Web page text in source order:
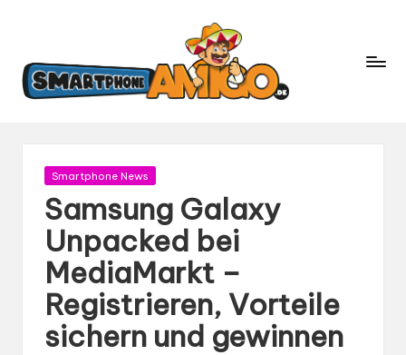
m
a
rt
in
der
Mobilfunk
Gepostet
Smartphone News
Samsung Galaxy
Unpacked bei
MediaMarkt –
Registrieren, Vorteile
sichern und gewinnen